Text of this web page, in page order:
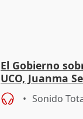
El Gobierno
UCO, Juanma
con Leire Diez
Sonido